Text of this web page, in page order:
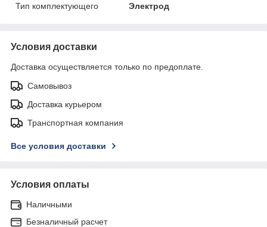
Тип комплектующего
Электрод
Условия доставки
Доставка осуществляется только по предоплате.
Самовывоз
Доставка курьером
Транспортная компания
Все условия доставки
Условия оплаты
Наличными
Безналичный расчет